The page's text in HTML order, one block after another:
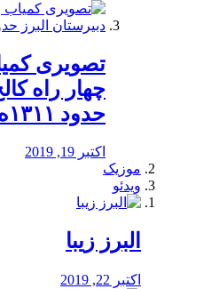
️تصویری
چهار راه
حدود ۱۳۱۱ه ش
اکتبر 19, 2019
موزیک
ویدئو
البرز زیبا
اکتبر 22, 2019